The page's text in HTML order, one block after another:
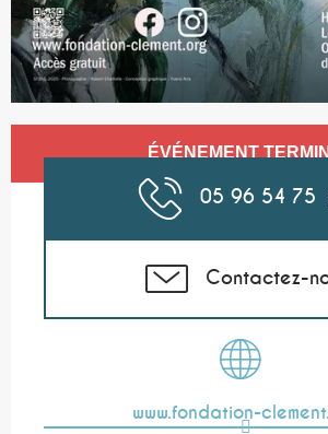
Ouverture et coordonnées
ÉVÉNEMENT
05 96 54 75
Contactez-
www.fondation-